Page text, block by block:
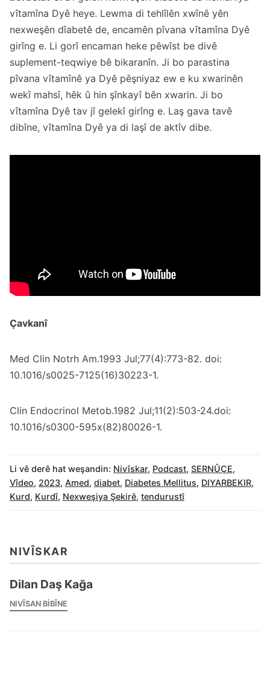
vîtamîna Dyê heye. Lewma di tehlîlên xwînê yên
nexweşên dîabetê de, encamên pîvana vîtamîna Dyê
girîng e. Li gorî encaman heke pêwîst be divê
suplement-teqwiye bê bikaranîn. Ji bo parastina
pîvana vîtamînê ya Dyê pêşniyaz ew e ku xwarinên
wekî mahsî, hêk û hin şînkayî bên xwarin. Ji bo
vîtamîna Dyê tav jî gelekî girîng e. Laş gava tavê
dibîne, vîtamîna Dyê ya di laşî de aktîv dibe.
Çavkanî
Med Clin Notrh Am.1993 Jul;77(4):773-82. doi:
10.1016/s0025-7125(16)30223-1.
Clin Endocrinol Metob.1982 Jul;11(2):503-24.doi:
10.1016/s0300-595x(82)80026-1.
Li vê derê hat weşandin: Nivîskar, Podcast, SERNÛÇE,
Vîdeo, 2023, Amed, diabet, Diabetes Mellitus, DIYARBEKIR,
Kurd, Kurdî, Nexweşiya Şekirê, tendurustî
NIVÎSKAR
Dilan Daş Kağa
NIVÎSAN BIBÎNE